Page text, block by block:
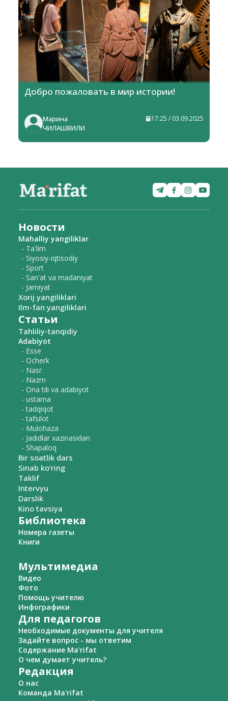
Добро пожаловать в мир истории!
Марина
ЧИЛАШВИЛИ
17:25 / 03.09.2025
Новости
Mahalliy yangiliklar
- Ta'lim
- Siyosiy-iqtisodiy
- Sport
- San'at va madaniyat
- Jamiyat
Xorij yangiliklari
Ilm-fan yangiliklari
Статьи
Tahliliy-tanqidiy
Adabiyot
- Esse
- Ocherk
- Nasr
- Nazm
- Ona tili va adabiyot
- ustama
- tadqiqot
- tafsilot
- Mulohaza
- Jadidlar xazinasidan
- Shapaloq
Bir soatlik dars
Sinab ko‘ring
Taklif
Intervyu
Darslik
Kino tavsiya
Библиотека
Номера газеты
Книги
Мультимедиа
Видео
Фото
Помощь учителю
Инфографики
Для педагогов
Необходимые документы для учителя
Задайте вопрос - мы ответим
Содержание Ma'rifat
О чем думает учитель?
Редакция
О нас
Команда Ma'rifat